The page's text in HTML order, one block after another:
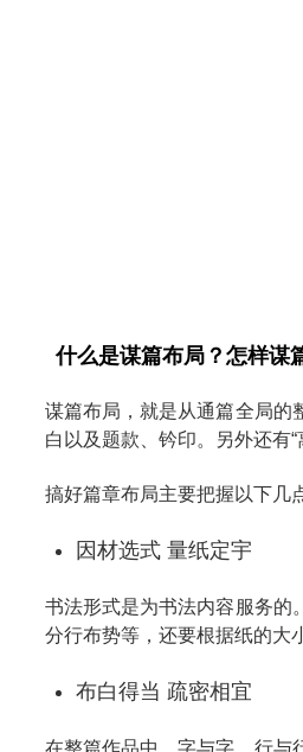
什么是谋篇布局？怎样谋
谋篇布局，就是从通篇全局的
白以及题款、钤印。另外还有
搞好篇章布局主要把握以下几
因材选式 量纸定宇
书法形式是为书法内容服务的
分行布势等，还要根据纸的大
布白得当 疏密相宜
在整篇作品中，字与字、行与